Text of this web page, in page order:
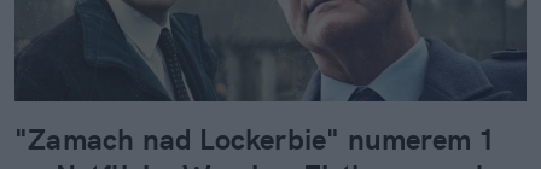
"Zamach nad Lockerbie" numerem 1